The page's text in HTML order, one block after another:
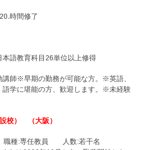
時間修了
本語教育科目26単位以上修得
師※早期の勤務が可能な方。※英語、
語学に堪能の方、歓迎します。※未経験
校） （大阪）
種:専任教員 人数:若干名